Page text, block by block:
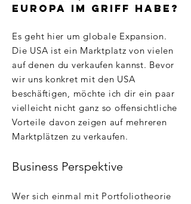
Europa im Griff habe?
Es geht hier um globale Expansion.
Die USA ist ein Marktplatz von vielen
auf denen du verkaufen kannst. Bevor
wir uns konkret mit den USA
beschäftigen, möchte ich dir ein paar
vielleicht nicht ganz so offensichtliche
Vorteile davon zeigen auf mehreren
Marktplätzen zu verkaufen.
Business Perspektive
Wer sich einmal mit Portfoliotheorie